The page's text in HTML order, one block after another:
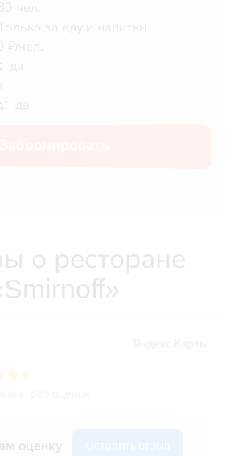
чел.
Только за еду и напитки
₽/чел.
да
да
о ресторане